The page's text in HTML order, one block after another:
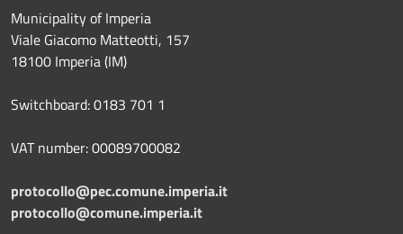
Municipality of Imperia
Viale Giacomo Matteotti, 157
18100 Imperia (IM)
Switchboard: 0183 701 1
VAT number: 00089700082
protocollo@pec.comune.imperia.it
protocollo@comune.imperia.it